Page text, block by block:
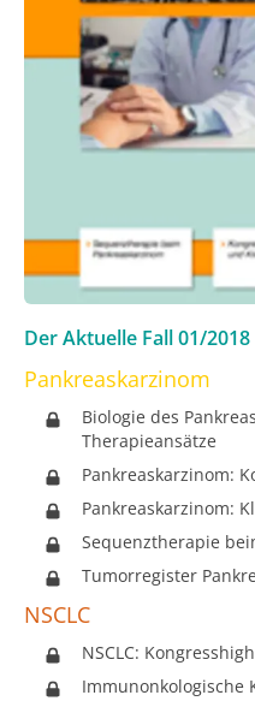
Der Aktuelle Fall01/2018
Pankreaskarzinom
Biologie des
Therapieansätze
Pankreaskarzinom:
Pankreaskarzinom:
Sequenztherapie
Tumorregister
NSCLC
NSCLC:
Immunonkologische